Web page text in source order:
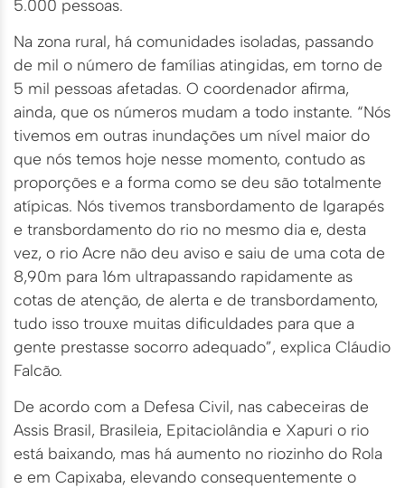
5.000 pessoas.
Na zona rural, há comunidades isoladas, passando
de mil o número de famílias atingidas, em torno de
5 mil pessoas afetadas. O coordenador afirma,
ainda, que os números mudam a todo instante. “Nós
tivemos em outras inundações um nível maior do
que nós temos hoje nesse momento, contudo as
proporções e a forma como se deu são totalmente
atípicas. Nós tivemos transbordamento de Igarapés
e transbordamento do rio no mesmo dia e, desta
vez, o rio Acre não deu aviso e saiu de uma cota de
8,90m para 16m ultrapassando rapidamente as
cotas de atenção, de alerta e de transbordamento,
tudo isso trouxe muitas dificuldades para que a
gente prestasse socorro adequado”, explica Cláudio
Falcão.
De acordo com a Defesa Civil, nas cabeceiras de
Assis Brasil, Brasileia, Epitaciolândia e Xapuri o rio
está baixando, mas há aumento no riozinho do Rola
e em Capixaba, elevando consequentemente o